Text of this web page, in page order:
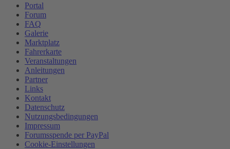
Portal
Forum
FAQ
Galerie
Marktplatz
Fahrerkarte
Veranstaltungen
Anleitungen
Partner
Links
Kontakt
Datenschutz
Nutzungsbedingungen
Impressum
Forumsspende per PayPal
Cookie-Einstellungen